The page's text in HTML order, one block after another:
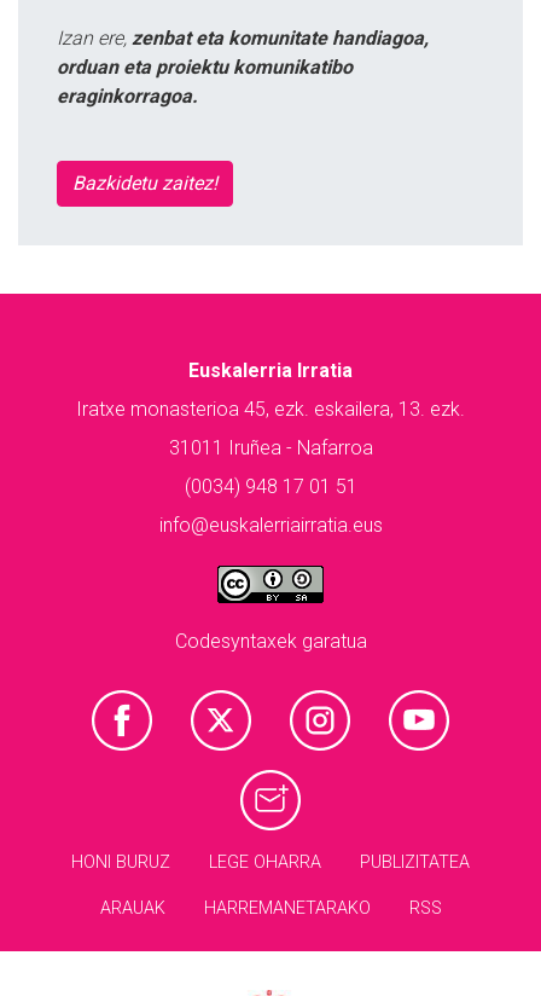
Izan ere, zenbat eta komunitate handiagoa,
orduan eta proiektu komunikatibo
eraginkorragoa.
Bazkidetu zaitez!
Euskalerria Irratia
Iratxe monasterioa 45, ezk. eskailera, 13. ezk.
31011 Iruñea - Nafarroa
(0034) 948 17 01 51
info@euskalerriairratia.eus
Codesyntaxek garatua
HONI BURUZ LEGE OHARRA PUBLIZITATEA
ARAUAK HARREMANETARAKO RSS